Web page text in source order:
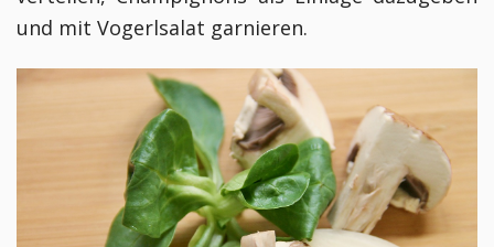
und mit Vogerlsalat garnieren.